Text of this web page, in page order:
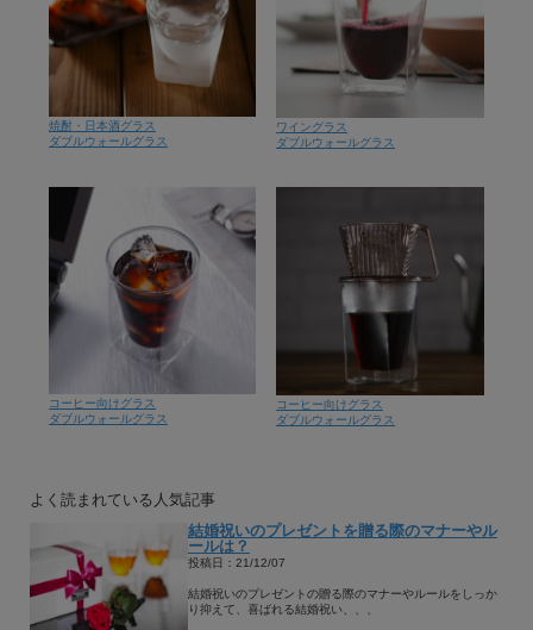
焼酎・日本酒グラス
ダブルウォールグラス
ワイングラス
ダブルウォールグラス
コーヒー向けグラス
ダブルウォールグラス
コーヒー向けグラス
ダブルウォールグラス
よく読まれている人気記事
結婚祝いのプレゼントを贈る際のマナーやル
ールは？
投稿日：21/12/07
結婚祝いのプレゼントの贈る際のマナーやルールをしっか
り抑えて、喜ばれる結婚祝い、、、